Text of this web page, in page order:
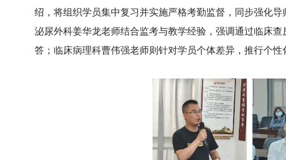
绍，将组织学员集中复习并实施严格考勤监督，同步强化
泌尿外科姜华龙老师结合监考与教学经验，强调通过临床
答；临床病理科曹伟强老师则针对学员个体差异，推行个